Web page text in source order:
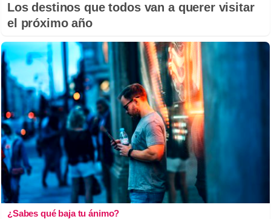
Los destinos que todos van a querer visitar
el próximo año
¿Sabes qué baja tu ánimo?